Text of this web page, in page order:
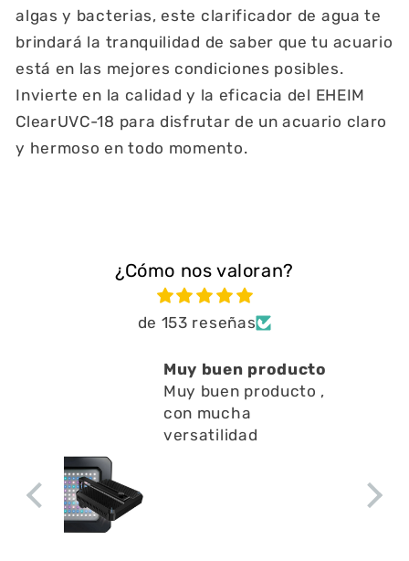
algas y bacterias, este clarificador de agua te
brindará la tranquilidad de saber que tu acuario
está en las mejores condiciones posibles.
Invierte en la calidad y la eficacia del EHEIM
ClearUVC-18 para disfrutar de un acuario claro
y hermoso en todo momento.
¿Cómo nos valoran?
de 153 reseñas
Muy buen producto
Muy buen producto ,
con mucha
versatilidad